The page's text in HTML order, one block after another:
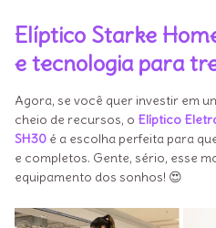
Elíptico Starke
e tecnologia para
Agora, se você quer investir em
cheio de recursos, o Elíptico
SH30 é a escolha perfeita para
e completos. Gente, sério, esse
equipamento dos sonhos! 😍